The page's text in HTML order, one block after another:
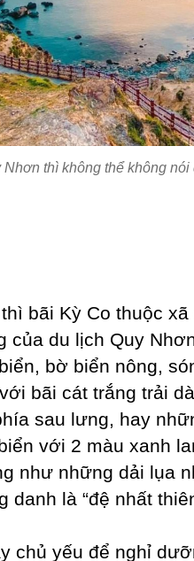
thì không thể không
bãi Kỳ Co thuộc
của du lịch Quy
bờ biển nông,
bãi cát trắng trải
sau lưng, hay
với 2 màu xanh
như những dải lụa
danh là “đệ nhất
chủ yếu để nghỉ